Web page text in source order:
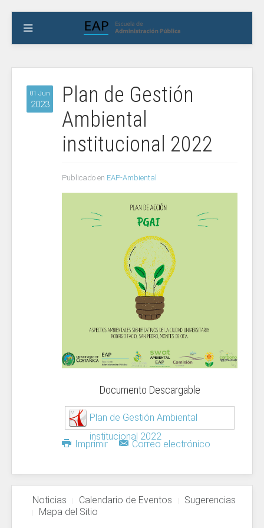
01 Jun
2023
Plan de Gestión
Ambiental
institucional 2022
Publicado en EAP-Ambiental
Documento Descargable
Plan de Gestión Ambiental
institucional 2022
Imprimir Correo electrónico
Noticias Calendario de Eventos
Sugerencias
Mapa del Sitio